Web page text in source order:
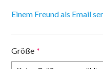
Größe *